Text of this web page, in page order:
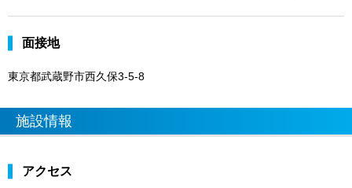
面接地
東京都武蔵野市西久保3-5-8
施設情報
アクセス